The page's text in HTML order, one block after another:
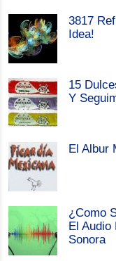
3817
Idea!
15
Y
El Albur
¿Como
El Audio
Sonora